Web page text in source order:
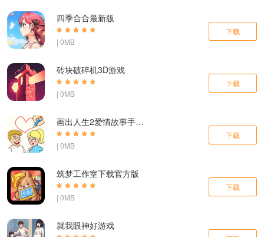
四季合合最新版
| 0MB
下载
砖块破碎机3D游戏
| 0MB
下载
画出人生2爱情故事手游下载最新版
| 0MB
下载
筑梦工作室下载官方版
| 0MB
下载
就我眼神好游戏